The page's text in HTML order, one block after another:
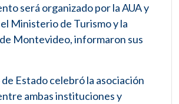
será organizado por la AUA y
Ministerio de Turismo y la
Montevideo, informaron sus
Estado celebró la asociación
ambas instituciones y